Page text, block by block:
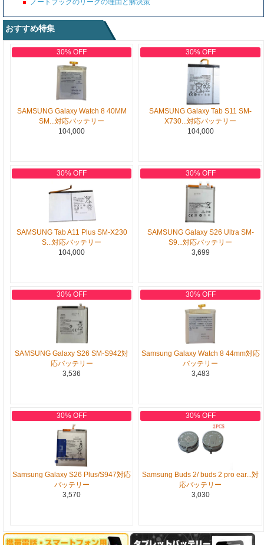
ノートブックのリークの理由と解決策
おすすめ特集
30% OFF
SAMSUNG Galaxy Watch 8 40MM
SM...対応バッテリー
104,000
30% OFF
SAMSUNG Galaxy Tab S11 SM-
X730...対応バッテリー
104,000
30% OFF
SAMSUNG Tab A11 Plus SM-X230
S...対応バッテリー
104,000
30% OFF
SAMSUNG Galaxy S26 Ultra SM-
S9...対応バッテリー
3,699
30% OFF
SAMSUNG Galaxy S26 SM-S942対
応バッテリー
3,536
30% OFF
Samsung Galaxy Watch 8 44mm対応
バッテリー
3,483
30% OFF
Samsung Galaxy S26 Plus/S947対応
バッテリー
3,570
30% OFF
Samsung Buds 2/ buds 2 pro ear...対
応バッテリー
3,030